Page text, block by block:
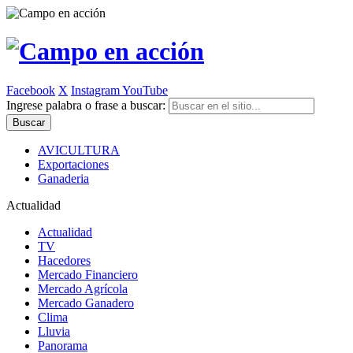
Facebook X InstagramYouTube
Ingrese palabra o frase a buscar:
AVICULTURA
Exportaciones
Ganaderia
Actualidad
Actualidad
TV
Hacedores
Mercado Financiero
Mercado Agrícola
Mercado Ganadero
Clima
Lluvia
Panorama